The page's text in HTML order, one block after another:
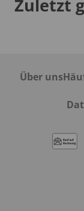
Zuletzt
Über uns